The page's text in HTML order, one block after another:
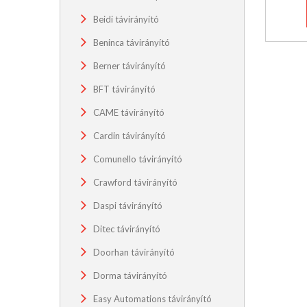
Beidi távirányító
Beninca távirányító
Berner távirányító
BFT távirányító
CAME távirányító
Cardin távirányító
Comunello távirányító
Crawford távirányító
Daspi távirányító
Ditec távirányító
Doorhan távirányító
Dorma távirányító
Easy Automations távirányító